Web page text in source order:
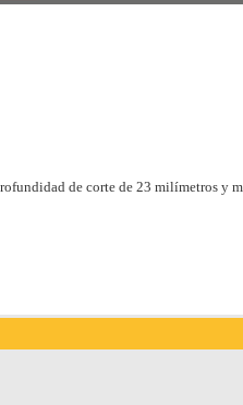
de corte de 23 milímetros y